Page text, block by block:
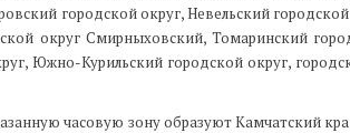
городской округ, Невельский
округ Смирныховский, Томаринский
Южно-Курильский городской округ,
часовую зону образуют Камчатский